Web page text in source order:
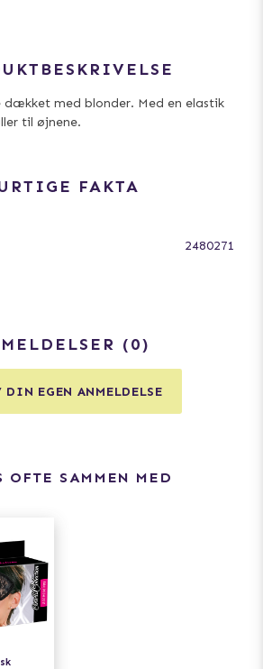
dækket med blonder. Med en elastik
til øjnene.
FAKTA
2480271
0
DIN EGEN ANMELDELSE
OFTE SAMMEN MED